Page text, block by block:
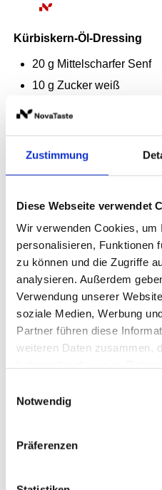
Zustimmung
Diese Webseite verwendet
Wir verwenden Cookies, um
personalisieren, Funktionen
zu können und die Zugriffe
analysieren. Außerdem
Verwendung unserer
soziale Medien, Werbung
Partner führen diese
weiteren Daten zusammen,
Notwendig
Präferenzen
Kürbiskern-Öl-Dressing
20 g Mittelscharfer Senf
10 g Zucker weiß
100
120 ml WIBERG Apfel-
25 g WIBERG Salat
150 ml Wasser
Rucola-Salat
200 g rote Zwiebeln, in
100 g Kürbiskerne,
Garnitur
200 ml WIBERG Tropical
Zubereitung